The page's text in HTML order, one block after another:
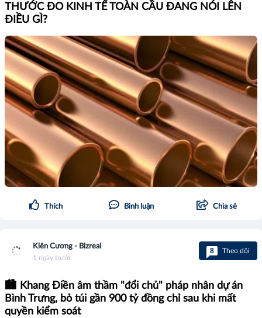
THƯỚC ĐO KINH TẾ TOÀN CẦU ĐANG NÓI LÊN
ĐIỀU GÌ?
Thích Bình luận Chia sẻ
Kiên Cương - Bizreal
1 ngày trước
8 Theo dõi
🏙️ Khang Điền âm thầm "đổi chủ" pháp nhân dự án
Bình Trưng, bỏ túi gần 900 tỷ đồng chỉ sau khi mất
quyền kiểm soát